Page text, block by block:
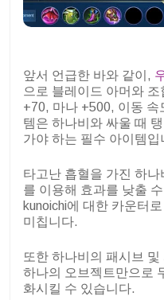
앞서 언급한 바와 같이,
으로 블레이드 아머와
+70, 마나 +500, 이동 속
템은 하나비와 싸울 때
가야 하는 필수 아이템입
타고난 흡혈을 가진 하
를 이용해 효과를 낮출
kunoichi에 대한 카운터
미칩니다.
또한 하나비의 패시브
하나의 오브젝트만으로
화시킬 수 있습니다.